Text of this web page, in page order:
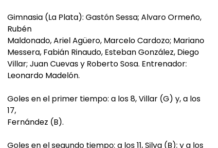
Gimnasia (La Plata): Gastón Sessa; Alvaro Ormeño,
Rubén
Maldonado, Ariel Agüero, Marcelo Cardozo; Mariano
Messera, Fabián Rinaudo, Esteban González, Diego
Villar; Juan Cuevas y Roberto Sosa. Entrenador:
Leonardo Madelón.
Goles en el primer tiempo: a los 8, Villar (G) y, a los
17,
Fernández (B).
Goles en el segundo tiempo: a los 11, Silva (B); y a los